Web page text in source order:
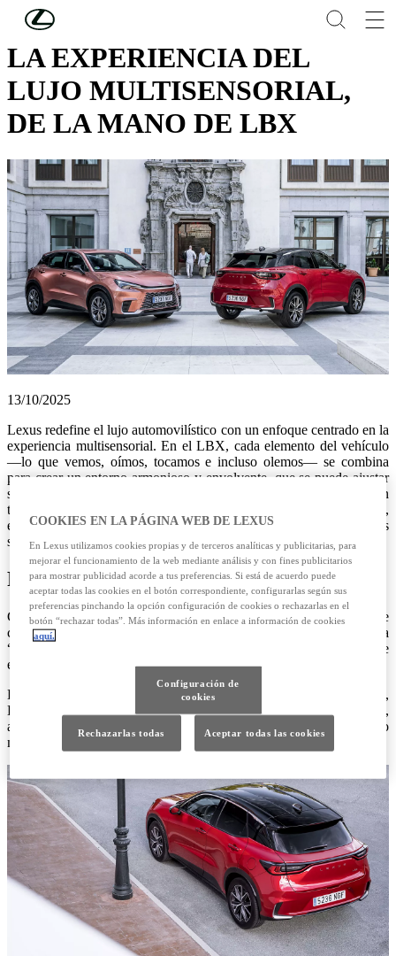
Skip to Main Content
LA EXPERIENCIA DEL
LUJO MULTISENSORIAL,
DE LA MANO DE LBX
13/10/2025
Lexus redefine el lujo automovilístico con un enfoque centrado en la
experiencia multisensorial. En el LBX, cada elemento del vehículo
—lo que vemos, oímos, tocamos e incluso olemos— se combina
para crear un entorno armonioso y envolvente, que se puede ajustar
según el estado de ánimo o el tipo de viaje. Desde iluminación
tranquilizadora hasta fragancias refrescantes y sonidos envolventes,
el LBX ofrece una experiencia personalizada que estimula todos los
sentidos.
Personalización del Lujo con Lexus LBX
Con el nuevo Lexus LBX, el lujo deja de ser una etiqueta y se
convierte en una actitud y experiencia personal. Bajo la campaña
“LIFE HAPPENS IN MY LBX”, el SUV compacto permite
expresar el estilo y los valores individuales de cada conductor.
El LBX ofrece diferentes ambientes sensoriales —Elegant, Relax,
Emotion y Cool— que combinan iluminación, fragancias y sonidos,
adaptándose al estado de ánimo y ofreciendo un entorno
multisensorial único en cada viaje.
COOKIES EN LA PÁGINA WEB DE LEXUS
En Lexus utilizamos cookies propias y de terceros analíticas y publicitarias, para
mejorar el funcionamiento de la web mediante análisis y con fines publicitarios
para mostrar publicidad acorde a tus preferencias. Si está de acuerdo puede
aceptar todas las cookies en el botón correspondiente, configurarlas según sus
preferencias pinchando la opción configuración de cookies o rechazarlas en el
botón “rechazar todas”. Más información en enlace a información de cookies
aquí.
Configuración de
cookies
Rechazarlas todas Aceptar todas las cookies